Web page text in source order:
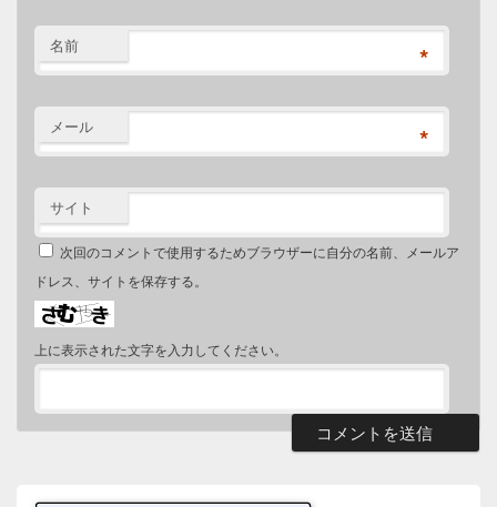
名前 *
メール *
サイト
次回のコメントで使用するためブラウザーに自分の名前、メールア
ドレス、サイトを保存する。
上に表示された文字を入力してください。